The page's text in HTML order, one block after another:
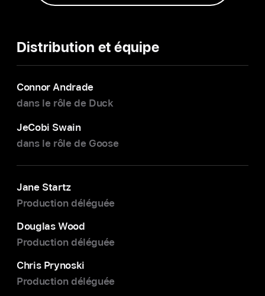
Distribution et équipe
Connor Andrade
dans le rôle de Duck
JeCobi Swain
dans le rôle de Goose
Jane Startz
Production déléguée
Douglas Wood
Production déléguée
Chris Prynoski
Production déléguée